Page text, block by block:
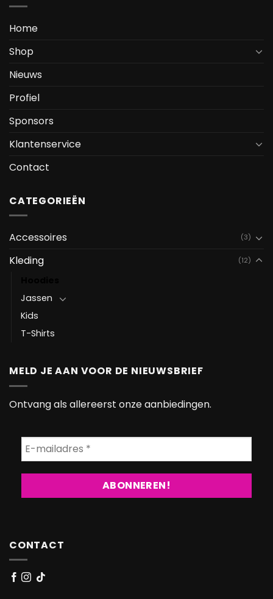
Home
Shop
Nieuws
Profiel
Sponsors
Klantenservice
Contact
CATEGORIEËN
Accessoires (3)
Kleding (12)
Jassen
Kids
T-Shirts
MELD JE AAN VOOR DE NIEUWSBRIEF
Ontvang als allereerst onze aanbiedingen.
CONTACT